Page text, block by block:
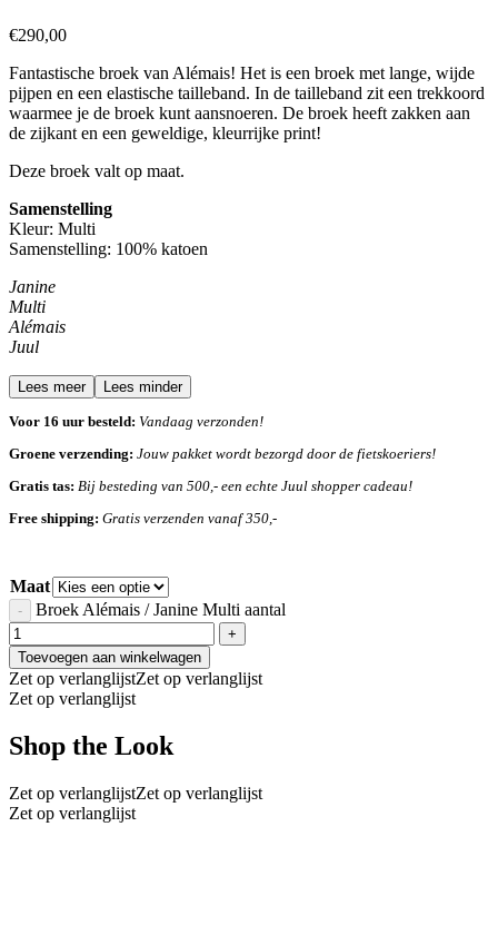
€290,00
Fantastische broek van Alémais! Het is een broek met lange, wijde
pijpen en een elastische tailleband. In de tailleband zit een trekkoord
waarmee je de broek kunt aansnoeren. De broek heeft zakken aan
de zijkant en een geweldige, kleurrijke print!
Deze broek valt op maat.
Samenstelling
Kleur: Multi
Samenstelling: 100% katoen
Janine
Multi
Alémais
Juul
Lees meer Lees minder
Voor 16 uur besteld: Vandaag verzonden!
Groene verzending: Jouw pakket wordt bezorgd door de fietskoeriers!
Gratis tas: Bij besteding van 500,- een echte Juul shopper cadeau!
Free shipping: Gratis verzenden vanaf 350,-
Maat
Broek Alémais / Janine Multi aantal
Toevoegen aan winkelwagen
Zet op verlanglijstZet op verlanglijst
Zet op verlanglijst
Shop the Look
Zet op verlanglijstZet op verlanglijst
Zet op verlanglijst